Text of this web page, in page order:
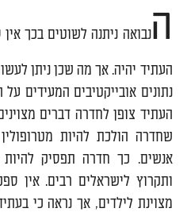
הנבואה ניתנה לשוטים בכך
העתיד יהיה. אך מה שכן ניתן
נתונים אובייקטיבים המעידים
העתיד צופן לחדרה דברים
שחדרה הולכת להיות
אנשים. כך חדרה תפסיק
ותקרוץ לישראלים רבים. אין
מצוינת לילדים, אך נראה כי